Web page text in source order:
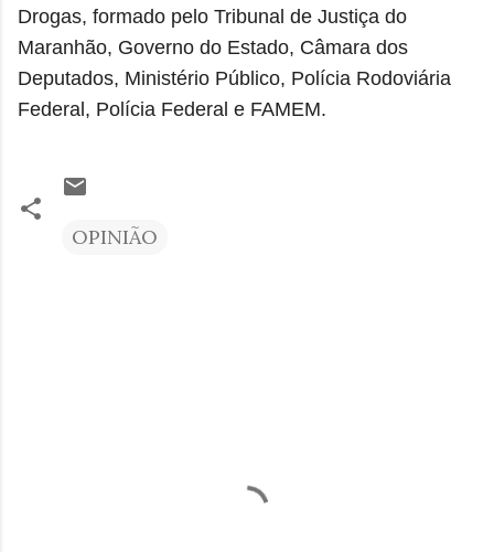
Drogas, formado pelo Tribunal de Justiça do
Maranhão, Governo do Estado, Câmara dos
Deputados, Ministério Público, Polícia Rodoviária
Federal, Polícia Federal e FAMEM.
OPINIÃO